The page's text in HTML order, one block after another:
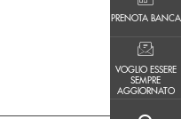
PRENOTA BANCA
VOGLIO ESSERE
SEMPRE
AGGIORNATO